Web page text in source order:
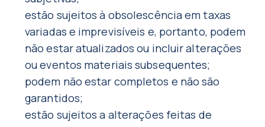
estão sujeitos à obsolescência em taxas
variadas e imprevisíveis e, portanto, podem
não estar atualizados ou incluir alterações
ou eventos materiais subsequentes;
podem não estar completos e não são
garantidos;
estão sujeitos a alterações feitas de